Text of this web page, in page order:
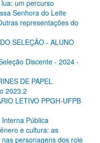
um percurso
Senhora do Leite
representações do
SELEÇÃO - ALUNO
Discente - 2024 -
DE PAPEL
2023.2
LETIVO PPGH-UFPB
Pública
e cultura: as
personagens dos role